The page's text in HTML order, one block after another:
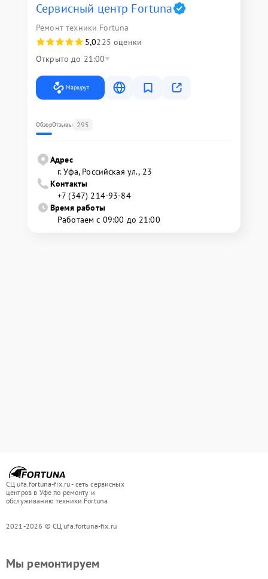
Сервисный центр Fortuna
Ремонт техники Fortuna
5,0225 оценки
Открыто до 21:00
Маршрут
ОбзорОтзывы 295
Адрес
г. Уфа, Российская ул., 23
Контакты
+7 (347) 214-93-84
Время работы
Работаем с 09:00 до 21:00
СЦ ufa.fortuna-fix.ru - сеть сервисных
центров в Уфе по ремонту и
обслуживанию техники Fortuna
2021-2026 © СЦ ufa.fortuna-fix.ru
Мы ремонтируем